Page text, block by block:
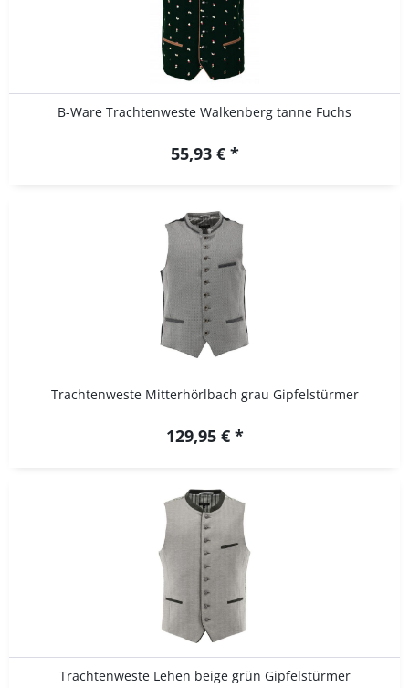
B-Ware Trachtenweste Walkenberg tanne Fuchs
55,93 € *
Trachtenweste Mitterhörlbach grau Gipfelstürmer
129,95 € *
Trachtenweste Lehen beige grün Gipfelstürmer